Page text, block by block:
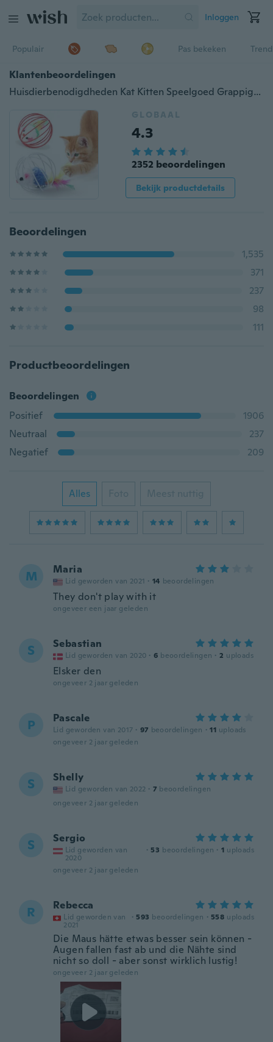
Inloggen
Populair Pas bekeken
Klantenbeoordelingen
Huisdierbenodigdheden Kat Kitten Speelgoed Grappige Huisdier Kat Kitten Spelen Muis Rat Muizen Bal Kooi Speelgoed
GLOBAAL
4.3
2352 beoordelingen
Bekijk productdetails
Beoordelingen
1,535
371
237
98
111
Productbeoordelingen
Beoordelingen
Positief
1906
Neutraal
237
Negatief
209
Alles Foto Meest nuttig
M Maria
Lid geworden van 2021 · 14 beoordelingen
They don't play with it
ongeveer een jaar geleden
S Sebastian
Lid geworden van 2020 · 6 beoordelingen · 2 uploads
Elsker den
ongeveer 2 jaar geleden
P Pascale
Lid geworden van 2017 · 97 beoordelingen · 11 uploads
ongeveer 2 jaar geleden
S Shelly
Lid geworden van 2022 · 7 beoordelingen
ongeveer 2 jaar geleden
S Sergio
Lid geworden van
2020
· 53 beoordelingen · 1 uploads
ongeveer 2 jaar geleden
R Rebecca
Lid geworden van
2021
· 593 beoordelingen · 558 uploads
Die Maus hätte etwas besser sein können -
Augen fallen fast ab und die Nähte sind
nicht so doll - aber sonst wirklich lustig!
ongeveer 2 jaar geleden